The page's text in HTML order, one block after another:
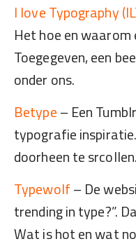
I love Typography
Het hoe en
Toegegeven, een
onder ons.
Betype– Een
typografie
doorheen te srcollen.
Typewolf– De
trending in type?”.
Wat is hot en wat